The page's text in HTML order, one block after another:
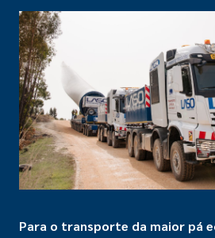
Para o transporte da maior pá